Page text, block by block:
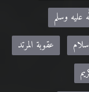
عليه وسلم
عقوبة المرتد